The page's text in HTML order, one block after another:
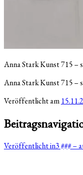
Anna Stark Kunst 715 –
Anna Stark Kunst 715 –
Veröffentlicht am
Veröffentlicht in3 ### –